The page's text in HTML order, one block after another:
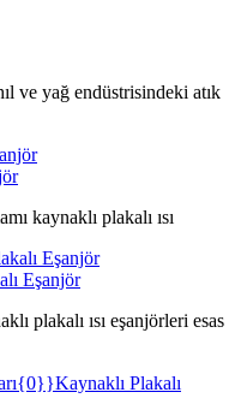
ve yağ endüstrisindeki atık
kaynaklı plakalı ısı
Eşanjör
plakalı ısı eşanjörleri esas